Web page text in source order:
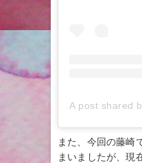
また、今回の藤崎
まいましたが、現